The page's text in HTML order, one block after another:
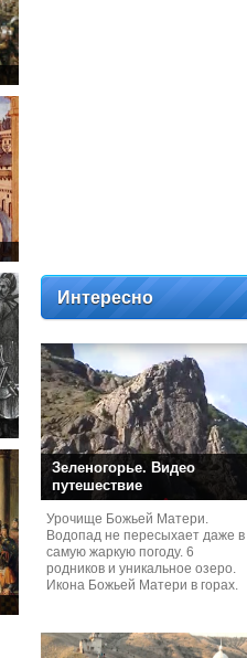
Интересно
Зеленогорье. Видео
путешествие
Урочище Божьей Матери.
Водопад не пересыхает даже в
самую жаркую погоду. 6
родников и уникальное озеро.
Икона Божьей Матери в горах.